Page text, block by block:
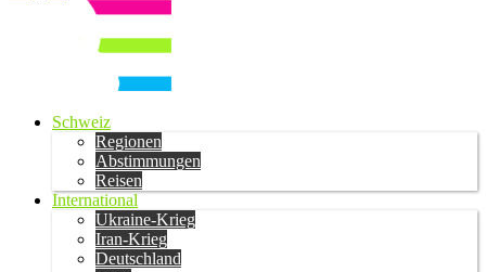
Schweiz
Regionen
Abstimmungen
Reisen
International
Ukraine-Krieg
Iran-Krieg
Deutschland